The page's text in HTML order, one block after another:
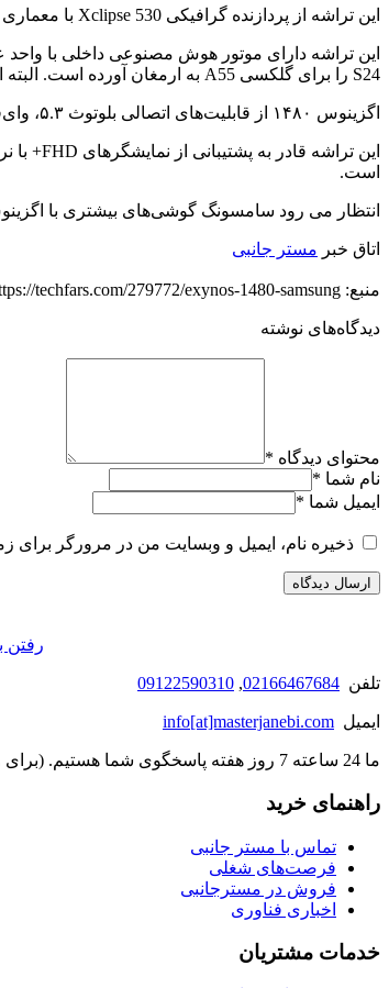
این تراشه از پردازنده گرافیکی Xclipse 530 با معماری RDNA AMD بهره می‌برد که عملکرد گرافیکی ۵۳ درصد بهتر ی نسبت به نسل قبلی دارد.
S24 را برای گلکسی A55 به ارمغان آورده است. البته این بستگی به عرضه One UI 6.1 برای این گوشی خواهد داشت.
اگزینوس ۱۴۸۰ از قابلیت‌های اتصالی بلوتوث ۵.۳، وای‌فای ۶E، شبکه ۵G زیر ۶ گیگاهرتز و ۵G mmWave و cat.18 LTE پشتیبانی می‌کند.
است.
انتظار می رود سامسونگ گوشی‌های بیشتری با اگزینوس ۱۴۸۰ معرفی
اتاق خبر مستر جانبی
منبع: https://techfars.com/279772/exynos-1480-samsung/
دیدگاه‌های نوشته
محتوای دیدگاه *
نام شما *
ایمیل شما *
ذخیره نام، ایمیل و وبسایت من در مرورگر برای
رفتن
تلفن 02166467684
,
09122590310
ایمیل info[at]masterjanebi.com
ما 24 ساعته 7 روز هفته پاسخگوی شما هستیم. (برای ویرایش این متن به پیکربندی پوسته > تب برچسب‌ها مراجعه نمایید.)
راهنمای خرید
تماس با مستر جانبی
فرصت‌های شغلی
فروش در مسترجانبی
اخباری فناوری
خدمات مشتریان